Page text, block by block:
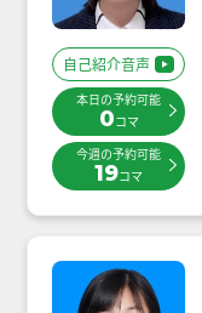
自己紹介音声
本日の予約可能
0コマ
今週の予約可能
19コマ